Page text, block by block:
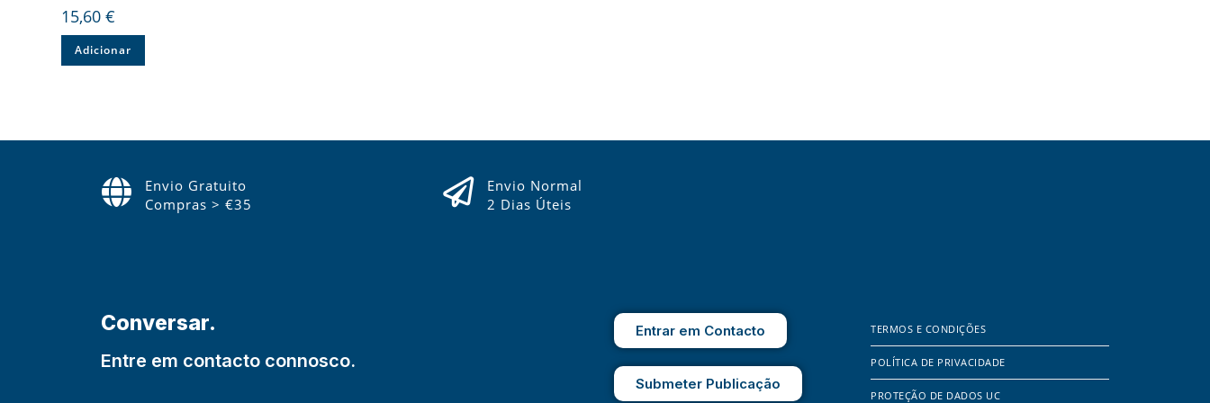
15,60€
Adicionar
Envio Gratuito
Compras > €35
Envio Normal
2 Dias Úteis
Conversar.
Entre em contacto connosco.
Entrar em Contacto
Submeter Publicação
TERMOS E CONDIÇÕES
POLÍTICA DE PRIVACIDADE
PROTEÇÃO DE DADOS UC